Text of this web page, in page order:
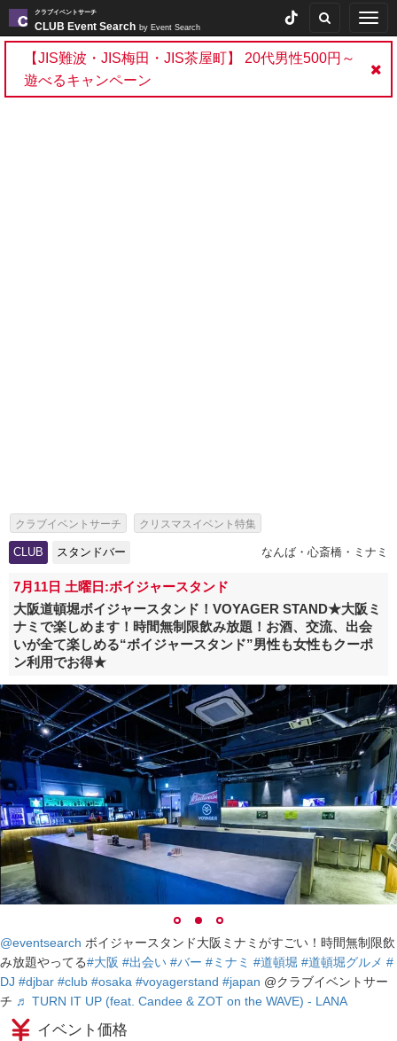
クラブイベントサーチ
CLUB Event Search by Event Search
【JIS難波・JIS梅田・JIS茶屋町】 20代男性500円～
遊べるキャンペーン
クラブイベントサーチ クリスマスイベント特集
クラブクリスマスイベント特集 飲み放題特集
ソロ活特集 出会いイベント特集
クリパ・サンタコス・クリスマスコスプレパーティー特集
スタンドバー特集
CLUB スタンドバー なんば・心斎橋・ミナミ
7月11日 土曜日:ボイジャースタンド
大阪道頓堀ボイジャースタンド！VOYAGER STAND★大阪ミ
ナミで楽しめます！時間無制限飲み放題！お酒、交流、出会
いが全て楽しめる“ボイジャースタンド”男性も女性もクーポ
ン利用でお得★
@eventsearch ボイジャースタンド大阪ミナミがすごい！時間無制限飲
み放題やってる#大阪 #出会い #バー #ミナミ #道頓堀 #道頓堀グルメ #
DJ #djbar #club #osaka #voyagerstand #japan @クラブイベントサー
チ ♬ TURN IT UP (feat. Candee & ZOT on the WAVE) - LANA
イベント価格